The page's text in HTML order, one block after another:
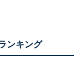
ンキング